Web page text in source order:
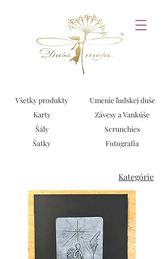
Všetky produkty
Karty
Šály
Šatky
Umenie ľudskej duše
Závesy a Vankúše
Scrunchies
Fotografia
Kategórie